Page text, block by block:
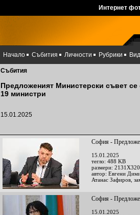
Интернет
Начало Събития Личности Рубрики
Събития
Предложеният Министерски съвет
19 министри
15.01.2025
София -
15.01.2025
тегло: 488 KB
размери:
автор: Евгени
Атанас Зафиров,
София -
15.01.2025